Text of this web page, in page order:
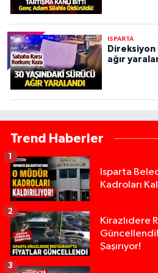
ISPARTA
ağır
Trend Haberler
Isparta
Kadroları
1
Kirazlıdere
Şaşırıyor!
2
3